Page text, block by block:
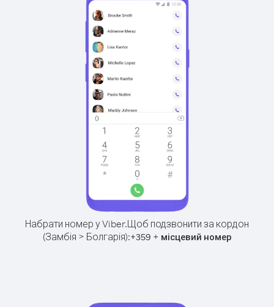
Набрати номер у Viber.Щоб подзвонити за кордон
(Замбія > Болгарія):+359 + місцевий номер